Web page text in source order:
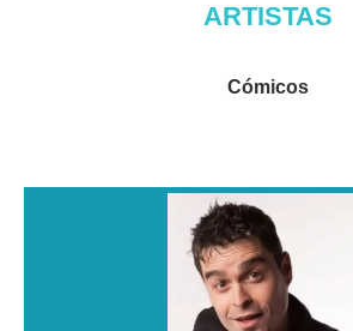
ARTISTAS
Cómicos
ÁLEX CLAVERO